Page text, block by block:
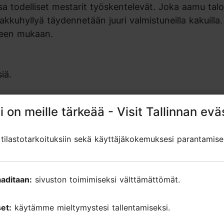
todelliset mestarit työskentelevät. Joka aamu
täydennetään juuri valmistuneilla
mukaan.
arviot
on meille tärkeää - Visit Tallinnan
sekä käyttäjäkokemuksesi
sivuston toimimiseksi välttämättömät.
käytämme mieltymystesi tallentamiseksi.
on meille tärkeää - Visit Tallinnan
sekä käyttäjäkokemuksesi
sivuston toimimiseksi välttämättömät.
käytämme mieltymystesi tallentamiseksi.